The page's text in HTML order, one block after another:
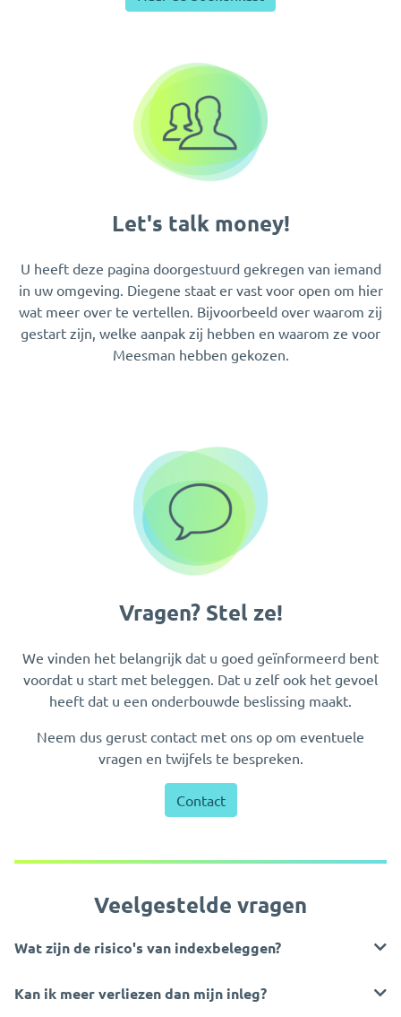
Let's talk money!
U heeft deze pagina doorgestuurd gekregen van iemand
in uw omgeving. Diegene staat er vast voor open om hier
wat meer over te vertellen. Bijvoorbeeld over waarom zij
gestart zijn, welke aanpak zij hebben en waarom ze voor
Meesman hebben gekozen.
Vragen? Stel ze!
We vinden het belangrijk dat u goed geïnformeerd bent
voordat u start met beleggen. Dat u zelf ook het gevoel
heeft dat u een onderbouwde beslissing maakt.
Neem dus gerust contact met ons op om eventuele
vragen en twijfels te bespreken.
Contact
Veelgestelde vragen
Wat zijn de risico's van indexbeleggen?
Kan ik meer verliezen dan mijn inleg?